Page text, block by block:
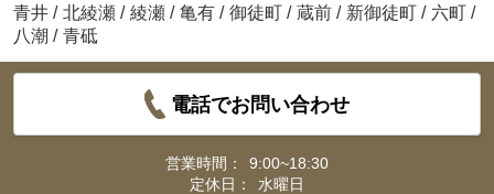
青井 / 北綾瀬 / 綾瀬 / 亀有 / 御徒町 / 蔵前 / 新御徒町 / 六町 /
八潮 / 青砥
電話でお問い合わせ
営業時間：
9:00~18:30
定休日：
水曜日